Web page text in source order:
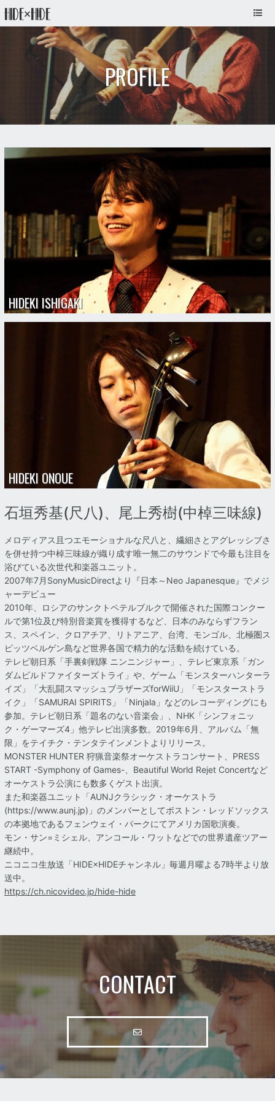
PROFILE
HIDEKI ISHIGAKI
HIDEKI ONOUE
石垣秀基(尺八)、尾上秀樹(中棹三味線)
メロディアス且つエモーショナルな尺八と、繊細さとアグレッシブさ
を併せ持つ中棹三味線が織り成す唯一無二のサウンドで今最も注目を
浴びている次世代和楽器ユニット。
2007年7月SonyMusicDirectより『日本～Neo Japanesque』でメジ
ャーデビュー
2010年、ロシアのサンクトペテルブルクで開催された国際コンクー
ルで第1位及び特別音楽賞を獲得するなど、日本のみならずフラン
ス、スペイン、クロアチア、リトアニア、台湾、モンゴル、北極圏ス
ピッツベルゲン島など世界各国で精力的な活動を続けている。
テレビ朝日系「手裏剣戦隊 ニンニンジャー」、テレビ東京系「ガン
ダムビルドファイターズトライ」や、ゲーム「モンスターハンターラ
イズ」「大乱闘スマッシュブラザーズforWiiU」「モンスターストラ
イク」「SAMURAI SPIRITS」「Ninjala」などのレコーディングにも
参加。テレビ朝日系「題名のない音楽会」、NHK「シンフォニッ
ク・ゲーマーズ4」他テレビ出演多数。2019年6月、アルバム「無
限」をテイチク・テンタテインメントよりリリース。
MONSTER HUNTER 狩猟音楽祭オーケストラコンサート、PRESS
START -Symphony of Games-、Beautiful World Rejet Concertなど
オーケストラ公演にも数多くゲスト出演。
また和楽器ユニット「AUNJクラシック・オーケストラ
(https://www.aunj.jp)」のメンバーとしてボストン・レッドソックス
の本拠地であるフェンウェイ・パークにてアメリカ国歌演奏。
モン・サン=ミシェル、アンコール・ワットなどでの世界遺産ツアー
継続中。
ニコニコ生放送「HIDE×HIDEチャンネル」毎週月曜よる7時半より放
送中。
https://ch.nicovideo.jp/hide-hide
CONTACT